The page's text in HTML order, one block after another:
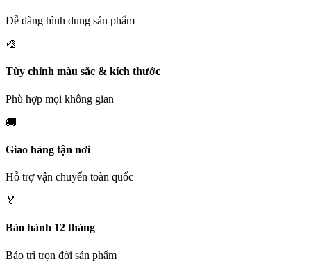
Dễ dàng hình dung sản phẩm
🎨
Tùy chỉnh màu sắc & kích thước
Phù hợp mọi không gian
🚚
Giao hàng tận nơi
Hỗ trợ vận chuyển toàn quốc
🏅
Bảo hành 12 tháng
Bảo trì trọn đời sản phẩm